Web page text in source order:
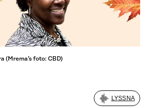
(Mrema’s foto: CBD)
LYSSNA